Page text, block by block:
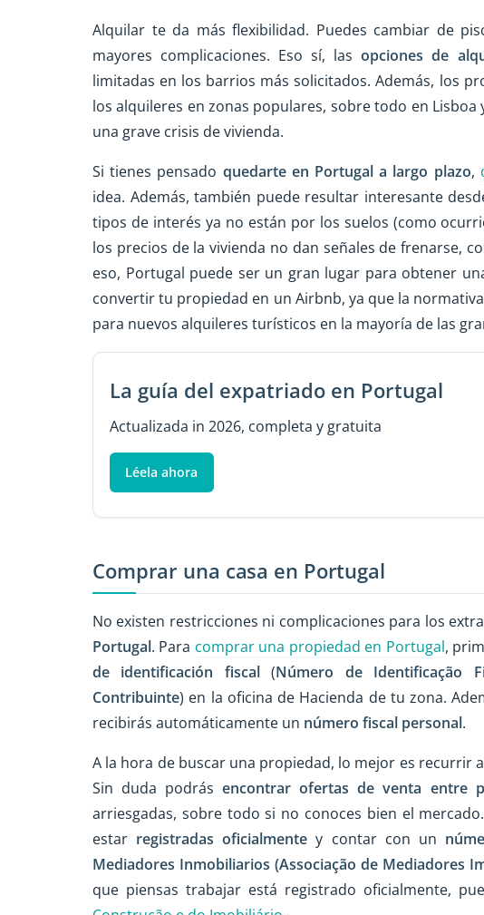
Alquilar te da más flexibilidad. Puedes cambiar de
mayores complicaciones. Eso sí, lasopciones de
limitadas en los barrios más solicitados. Además, los
los alquileres en zonas populares, sobre todo en
una grave crisis de vivienda.
Si tienes pensado quedarte en Portugal a largo plazo,
idea. Además, también puede resultar interesante
tipos de interés ya no están por los suelos (como
los precios de la vivienda no dan señales de frenarse,
eso, Portugal puede ser un gran lugar para obtener
convertir tu propiedad en un Airbnb, ya que la
para nuevos alquileres turísticos en la mayoría de las
La guía del expatriado en Portugal
Actualizada in 2026, completa y gratuita
Léela ahora
Comprar una casa en Portugal
No existen restricciones ni complicaciones para los
Portugal. Para comprar una propiedad en Portugal,
de identificación fiscal(Número de Identificação
Contribuinte) en la oficina de Hacienda de tu zona.
recibirás automáticamente un número fiscal personal.
A la hora de buscar una propiedad, lo mejor es recurrir
Sin duda podrásencontrar ofertas de venta entre
arriesgadas, sobre todo si no conoces bien el
estar registradas oficialmente y contar con un
Mediadores Inmobiliarios (Associação de Mediadores
que piensas trabajar está registrado oficialmente,